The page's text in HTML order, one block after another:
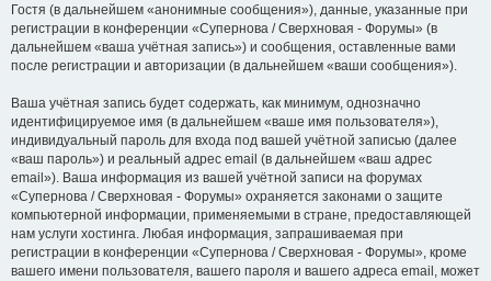
Гостя (в дальнейшем «анонимные сообщения»), данные, указанные при
регистрации в конференции «Супернова / Сверхновая - Форумы» (в
дальнейшем «ваша учётная запись») и сообщения, оставленные вами
после регистрации и авторизации (в дальнейшем «ваши сообщения»).
Ваша учётная запись будет содержать, как минимум, однозначно
идентифицируемое имя (в дальнейшем «ваше имя пользователя»),
индивидуальный пароль для входа под вашей учётной записью (далее
«ваш пароль») и реальный адрес email (в дальнейшем «ваш адрес
email»). Ваша информация из вашей учётной записи на форумах
«Супернова / Сверхновая - Форумы» охраняется законами о защите
компьютерной информации, применяемыми в стране, предоставляющей
нам услуги хостинга. Любая информация, запрашиваемая при
регистрации в конференции «Супернова / Сверхновая - Форумы», кроме
вашего имени пользователя, вашего пароля и вашего адреса email, может